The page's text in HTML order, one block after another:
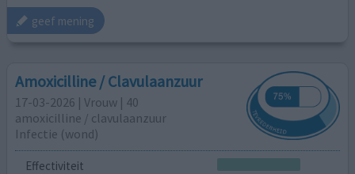
geef mening
Amoxicilline / Clavulaanzuur
17-03-2026 | Vrouw | 40
amoxicilline / clavulaanzuur
Infectie (wond)
Effectiviteit